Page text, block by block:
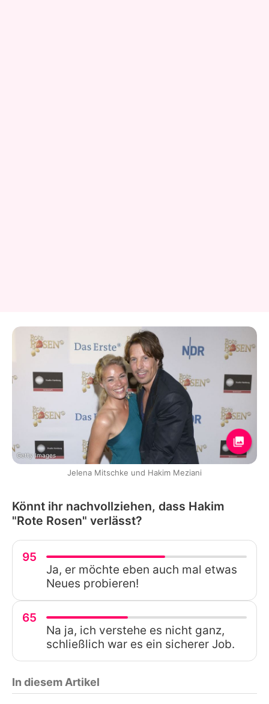
Getty Images
Jelena Mitschke und Hakim Meziani
Könnt ihr nachvollziehen, dass Hakim
"Rote Rosen" verlässt?
95
Ja, er möchte eben auch mal etwas
Neues probieren!
65
Na ja, ich verstehe es nicht ganz,
schließlich war es ein sicherer Job.
In diesem Artikel